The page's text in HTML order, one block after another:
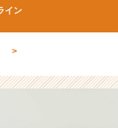
イン
>